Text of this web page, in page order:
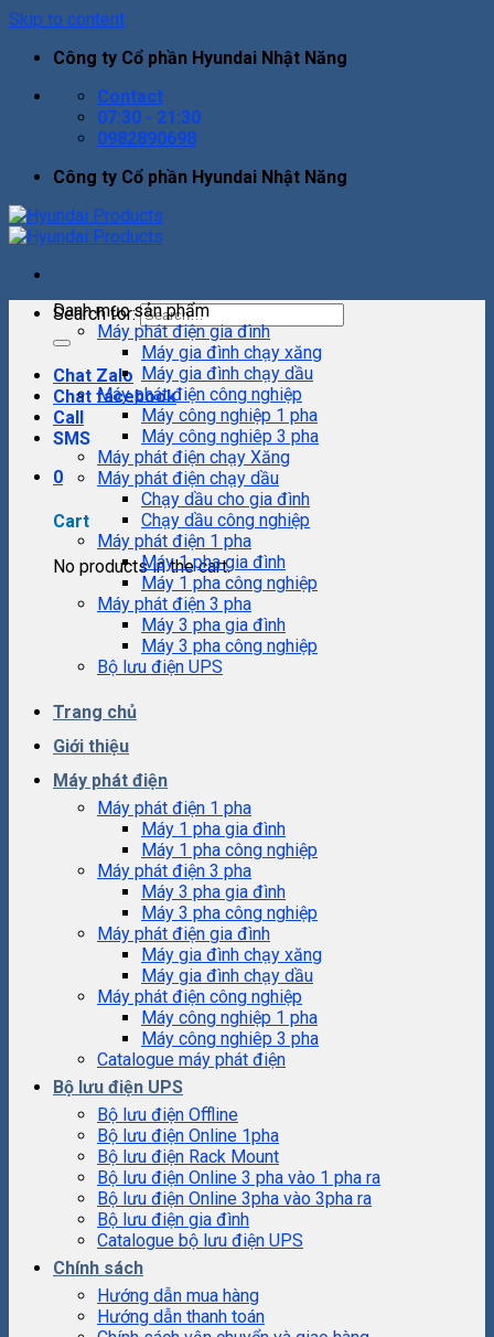
Skip to content
Công ty Cổ phần Hyundai Nhật Năng
Contact
07:30 - 21:30
0982890698
Công ty Cổ phần Hyundai Nhật Năng
Search for:
Chat Zalo
Chat facebook
Call
SMS
0
Cart
No products in the cart.
Danh mục sản phẩm
Máy phát điện gia đình
Máy gia đình chạy xăng
Máy gia đình chạy dầu
Máy phát điện công nghiệp
Máy công nghiệp 1 pha
Máy công nghiêp 3 pha
Máy phát điện chạy Xăng
Máy phát điện chạy dầu
Chạy dầu cho gia đình
Chạy dầu công nghiệp
Máy phát điện 1 pha
Máy 1 pha gia đình
Máy 1 pha công nghiệp
Máy phát điện 3 pha
Máy 3 pha gia đình
Máy 3 pha công nghiệp
Bộ lưu điện UPS
Trang chủ
Giới thiệu
Máy phát điện
Máy phát điện 1 pha
Máy 1 pha gia đình
Máy 1 pha công nghiệp
Máy phát điện 3 pha
Máy 3 pha gia đình
Máy 3 pha công nghiệp
Máy phát điện gia đình
Máy gia đình chạy xăng
Máy gia đình chạy dầu
Máy phát điện công nghiệp
Máy công nghiệp 1 pha
Máy công nghiêp 3 pha
Catalogue máy phát điện
Bộ lưu điện UPS
Bộ lưu điện Offline
Bộ lưu điện Online 1pha
Bộ lưu điện Rack Mount
Bộ lưu điện Online 3 pha vào 1 pha ra
Bộ lưu điện Online 3pha vào 3pha ra
Bộ lưu điện gia đình
Catalogue bộ lưu điện UPS
Chính sách
Hướng dẫn mua hàng
Hướng dẫn thanh toán